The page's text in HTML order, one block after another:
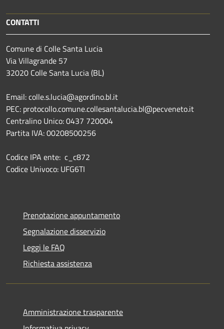
CONTATTI
Comune di Colle Santa Lucia
Via Villagrande 57
32020 Colle Santa Lucia (BL)
Email: colle.s.lucia@agordino.bl.it
PEC: protocollo.comune.collesantalucia.bl@pecveneto.it
Centralino Unico: 0437 720004
Partita IVA: 00208500256
Codice IPA ente: c_c872
Codice Univoco: UFG6TI
Prenotazione appuntamento
Segnalazione disservizio
Leggi le FAQ
Richiesta assistenza
Amministrazione trasparente